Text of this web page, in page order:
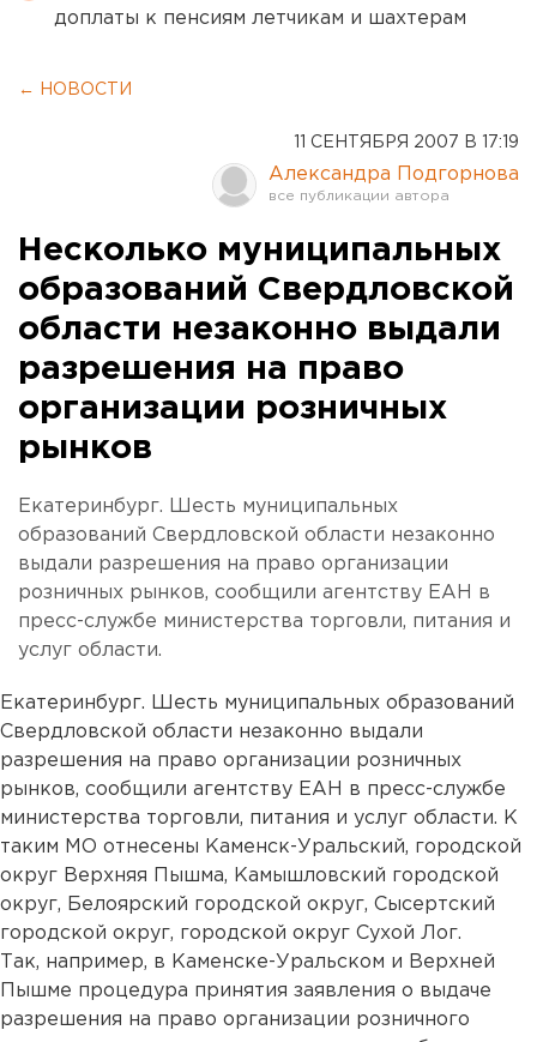
доплаты к пенсиям летчикам и шахтерам
← НОВОСТИ
11 СЕНТЯБРЯ 2007 В 17:19
Александра Подгорнова
Несколько муниципальных
образований Свердловской
области незаконно выдали
разрешения на право
организации розничных
рынков
Екатеринбург. Шесть муниципальных
образований Свердловской области незаконно
выдали разрешения на право организации
розничных рынков, сообщили агентству ЕАН в
пресс-службе министерства торговли, питания и
услуг области.
Екатеринбург. Шесть муниципальных образований
Свердловской области незаконно выдали
разрешения на право организации розничных
рынков, сообщили агентству ЕАН в пресс-службе
министерства торговли, питания и услуг области. К
таким МО отнесены Каменск-Уральский, городской
округ Верхняя Пышма, Камышловский городской
округ, Белоярский городской округ, Сысертский
городской округ, городской округ Сухой Лог.
Так, например, в Каменске-Уральском и Верхней
Пышме процедура принятия заявления о выдаче
разрешения на право организации розничного